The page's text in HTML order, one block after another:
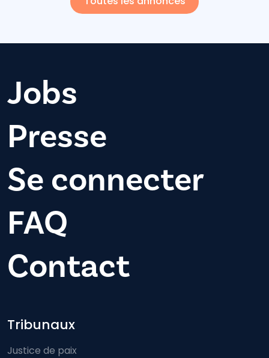
Jobs
Presse
Se connecter
FAQ
Contact
Footer-menu
Tribunaux
Justice de paix